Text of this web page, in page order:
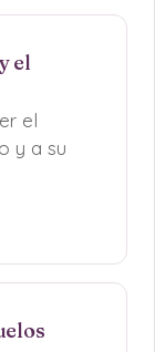
el
el
y a su